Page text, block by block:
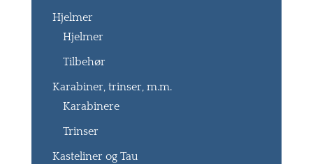
Hjelmer
Hjelmer
Tilbehør
Karabiner, trinser, m.m.
Karabinere
Trinser
Kasteliner og Tau